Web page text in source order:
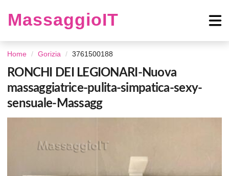
MassaggioIT
Home Gorizia 3761500188
RONCHI DEI LEGIONARI-Nuova
massaggiatrice-pulita-simpatica-sexy-
sensuale-Massagg